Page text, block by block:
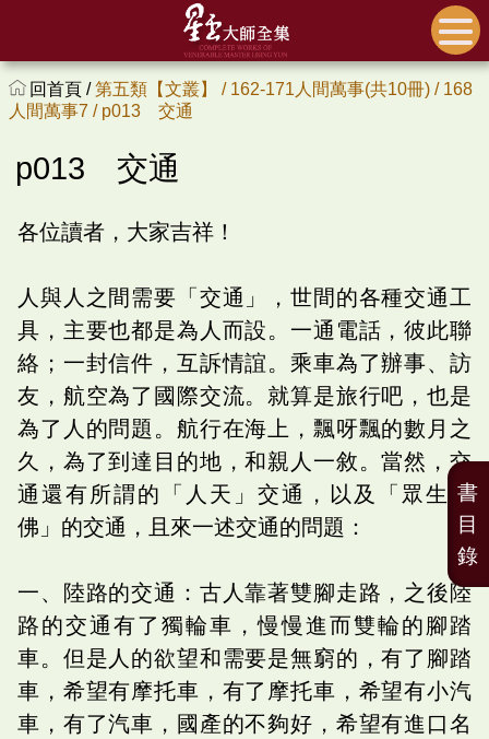
回首頁 /第五類【文叢】 / 162-171人間萬事(共10冊) / 168
人間萬事7 / p013 交通
p013 交通
各位讀者，大家吉祥！
人與人之間需要「交通」，世間的各種交通工
具，主要也都是為人而設。一通電話，彼此聯
絡；一封信件，互訴情誼。乘車為了辦事、訪
友，航空為了國際交流。就算是旅行吧，也是
為了人的問題。航行在海上，飄呀飄的數月之
久，為了到達目的地，和親人一敘。當然，交
通還有所謂的「人天」交通，以及「眾生與
佛」的交通，且來一述交通的問題：
一、陸路的交通：古人靠著雙腳走路，之後陸
路的交通有了獨輪車，慢慢進而雙輪的腳踏
車。但是人的欲望和需要是無窮的，有了腳踏
車，希望有摩托車，有了摩托車，希望有小汽
車，有了汽車，國產的不夠好，希望有進口名
書
目
錄